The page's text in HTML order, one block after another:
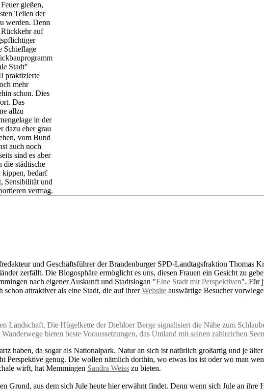
gießen,
Teilen der
werden. Denn
auf
Schieflage
Stadt"
praktizierte
mehr
schon. Dies
Das
allzu
in der
dazu eher grau
vom Bund
auch noch
sind es aber
die städtische
kippen, bedarf
Sensibilität und
vermag.
und Geschäftsführer der Brandenburger SPD-Landtagsfraktion Thomas
zerfällt. Die Blogosphäre ermöglicht es uns, diesen Frauen ein Gesicht zu
nach eigener Auskunft und Stadtslogan "Eine Stadt mit Perspektiven". Für
attraktiver als eine Stadt, die auf ihrerWebsite auswärtige Besucher
Landschaft. Die Hügelkette der Diehloer Berge signalisiert die Nähe zum
bieten beste Voraussetzungen, das Umland mit seinen zahlreichen
haben, da sogar als Nationalpark. Natur an sich ist natürlich großartig und je
Perspektive genug. Die wollen nämlich dorthin, wo etwas los ist oder wo man
wirft, hat Memmingen Sandra Weiss zu bieten.
Grund, aus dem sich Jule heute hier erwähnt findet. Denn wenn sich Jule an ihre